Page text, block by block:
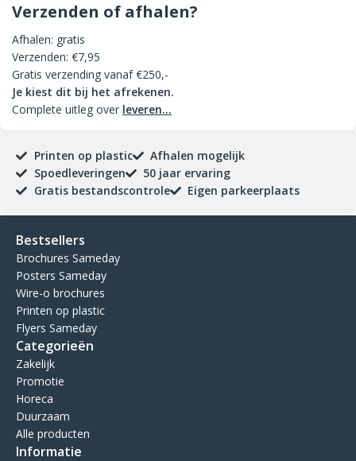
Verzenden of afhalen?
Afhalen: gratis
Verzenden: €7,95
Gratis verzending vanaf €250,-
Je kiest dit bij het afrekenen.
Complete uitleg over leveren...
Printen op plastic
Afhalen mogelijk
Spoedleveringen
50 jaar ervaring
Gratis bestandscontrole
Eigen parkeerplaats
Bestsellers
Brochures Sameday
Posters Sameday
Wire-o brochures
Printen op plastic
Flyers Sameday
Categorieën
Zakelijk
Promotie
Horeca
Duurzaam
Alle producten
Informatie